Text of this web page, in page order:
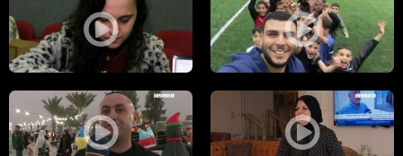
مراسلون مساواة: "الملاعب المضاءة" مبادرة في أم الفحم لتوفير بيئة
مراسلون مساواة: طمرة تحتضن
مراسلون مساواة : ناجية من الحرب: فاطمة حجازي من طمرة تروي تجربة
مراسلون مساواة : مهرجان